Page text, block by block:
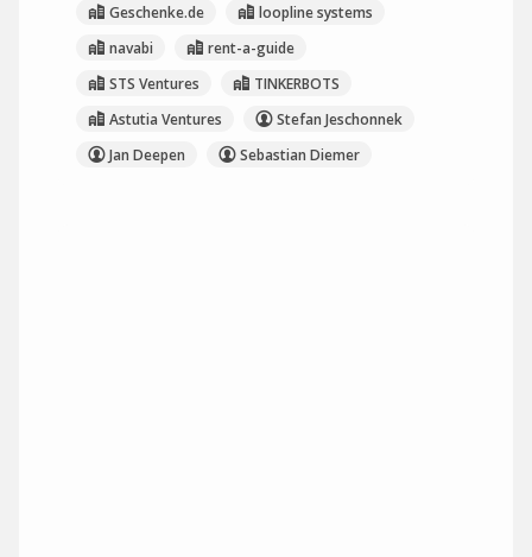
Geschenke.de
loopline systems
navabi
rent-a-guide
STS Ventures
TINKERBOTS
Astutia Ventures
Stefan Jeschonnek
Jan Deepen
Sebastian Diemer